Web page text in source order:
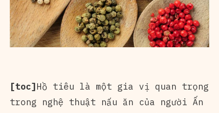
[toc]Hồ tiêu là một gia vị quan trọng
trong nghệ thuật nấu ăn của người Ấn